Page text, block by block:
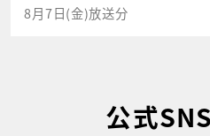
8月7日(金)放送分
公式